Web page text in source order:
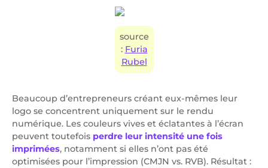
source
: Furia
Rubel
Beaucoup d’entrepreneurs créant eux-mêmes leur
logo se concentrent uniquement sur le rendu
numérique. Les couleurs vives et éclatantes à l’écran
peuvent toutefois perdre leur intensité une fois
imprimées, notamment si elles n’ont pas été
optimisées pour l’impression (CMJN vs. RVB). Résultat :